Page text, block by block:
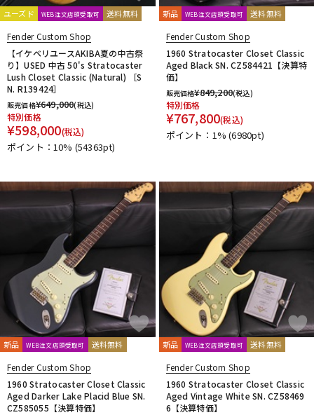
ユーズド WEB注文店頭受取可 送料無料
Fender Custom Shop
【イケベリユースAKIBA夏の中古祭
り】USED 中古 50's Stratocaster
Lush Closet Classic (Natural) ［S
N. R139424］
販売価格¥649,000(税込)
特別価格
¥598,000(税込)
ポイント：10% (54363pt)
新品 WEB注文店頭受取可 送料無料
Fender Custom Shop
1960 Stratocaster Closet Classic
Aged Black SN. CZ584421【決算特
価】
販売価格¥849,200(税込)
特別価格
¥767,800(税込)
ポイント：1%(6980pt)
新品 WEB注文店頭受取可 送料無料
Fender Custom Shop
1960 Stratocaster Closet Classic
Aged Darker Lake Placid Blue SN.
CZ585055【決算特価】
新品 WEB注文店頭受取可 送料無料
Fender Custom Shop
1960 Stratocaster Closet Classic
Aged Vintage White SN. CZ58469
6【決算特価】